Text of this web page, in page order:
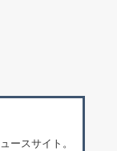
ースサイト。